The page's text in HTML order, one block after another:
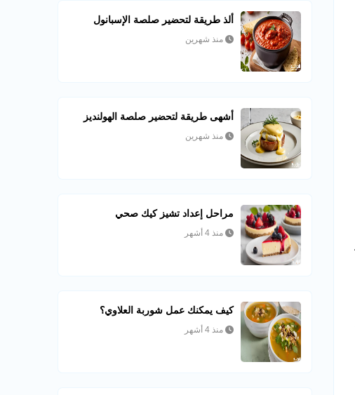
ألذ طريقة لتحضير صلصة الإسبانول
منذ شهرين
أشهى طريقة لتحضير صلصة الهولنديز
منذ شهرين
مراحل إعداد تشيز كيك صحي
منذ 4 أشهر
كيف يمكنك عمل شوربة العلاوي؟
منذ 4 أشهر